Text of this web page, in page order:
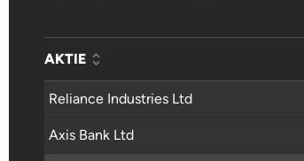
AKTIE
Reliance Industries Ltd
Axis Bank Ltd